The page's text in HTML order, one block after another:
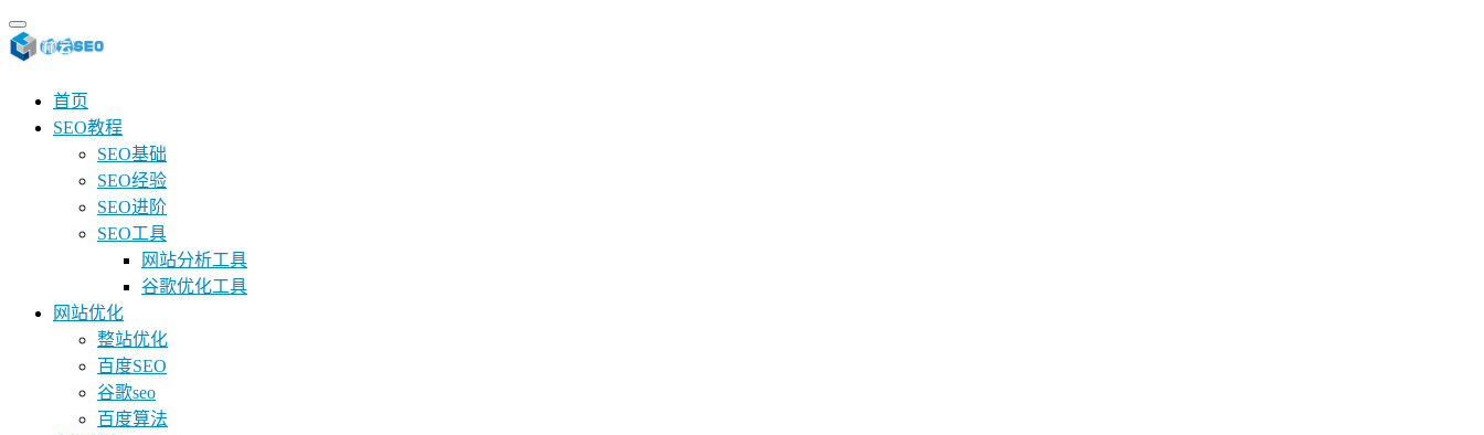
首页
SEO教程
SEO基础
SEO经验
SEO进阶
SEO工具
网站分析工具
谷歌优化工具
网站优化
整站优化
百度SEO
谷歌seo
百度算法